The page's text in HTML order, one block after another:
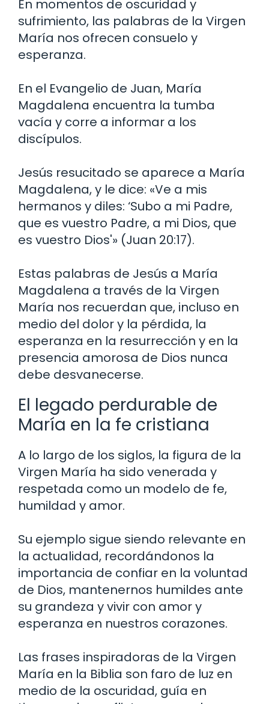
En momentos de oscuridad y
sufrimiento, las palabras de la Virgen
María nos ofrecen consuelo y
esperanza.
En el Evangelio de Juan, María
Magdalena encuentra la tumba
vacía y corre a informar a los
discípulos.
Jesús resucitado se aparece a María
Magdalena, y le dice: «Ve a mis
hermanos y diles: ‘Subo a mi Padre,
que es vuestro Padre, a mi Dios, que
es vuestro Dios'» (Juan 20:17).
Estas palabras de Jesús a María
Magdalena a través de la Virgen
María nos recuerdan que, incluso en
medio del dolor y la pérdida, la
esperanza en la resurrección y en la
presencia amorosa de Dios nunca
debe desvanecerse.
El legado perdurable de
María en la fe cristiana
A lo largo de los siglos, la figura de la
Virgen María ha sido venerada y
respetada como un modelo de fe,
humildad y amor.
Su ejemplo sigue siendo relevante en
la actualidad, recordándonos la
importancia de confiar en la voluntad
de Dios, mantenernos humildes ante
su grandeza y vivir con amor y
esperanza en nuestros corazones.
Las frases inspiradoras de la Virgen
María en la Biblia son faro de luz en
medio de la oscuridad, guía en